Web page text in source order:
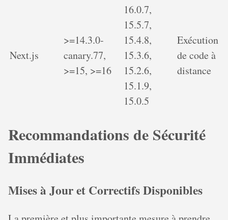
Next.js
>=14.3.0-
canary.77,
>=15, >=16
16.0.7,
15.5.7,
15.4.8,
15.3.6,
15.2.6,
15.1.9,
15.0.5
Exécution
de code à
distance
Recommandations de Sécurité
Immédiates
Mises à Jour et Correctifs Disponibles